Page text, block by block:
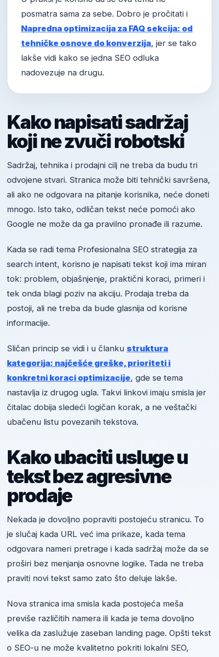
posmatra sama za sebe. Dobro je pročitati i
Napredna optimizacija za FAQ sekcija: od
tehničke osnove do konverzija, jer se tako
lakše vidi kako se jedna SEO odluka
nadovezuje na drugu.
Kako napisati sadržaj
koji ne zvuči robotski
Sadržaj, tehnika i prodajni cilj ne treba da budu tri
odvojene stvari. Stranica može biti tehnički savršena,
ali ako ne odgovara na pitanje korisnika, neće doneti
mnogo. Isto tako, odličan tekst neće pomoći ako
Google ne može da ga pravilno pronađe ili razume.
Kada se radi tema Profesionalna SEO strategija za
search intent, korisno je napisati tekst koji ima miran
tok: problem, objašnjenje, praktični koraci, primeri i
tek onda blagi poziv na akciju. Prodaja treba da
postoji, ali ne treba da bude glasnija od korisne
informacije.
Sličan princip se vidi i u članku struktura
kategorija: najčešće greške, prioriteti i
konkretni koraci optimizacije, gde se tema
nastavlja iz drugog ugla. Takvi linkovi imaju smisla jer
čitalac dobija sledeći logičan korak, a ne veštački
ubačenu listu povezanih tekstova.
Kako ubaciti usluge u
tekst bez agresivne
prodaje
Nekada je dovoljno popraviti postojeću stranicu. To
je slučaj kada URL već ima prikaze, kada tema
odgovara nameri pretrage i kada sadržaj može da se
proširi bez menjanja osnovne logike. Tada ne treba
praviti novi tekst samo zato što deluje lakše.
Nova stranica ima smisla kada postojeća meša
previše različitih namera ili kada je tema dovoljno
velika da zaslužuje zaseban landing page. Opšti tekst
o SEO-u ne može kvalitetno pokriti lokalni SEO,